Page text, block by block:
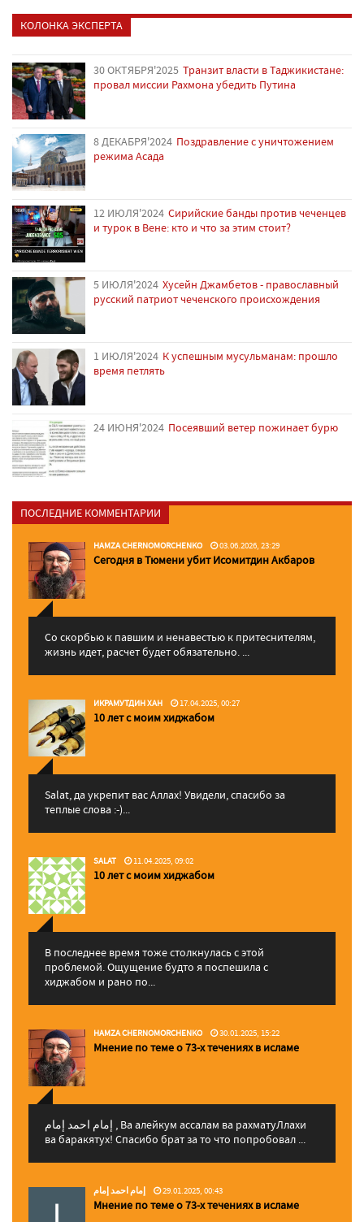
КОЛОНКА ЭКСПЕРТА
30 ОКТЯБРЯ'2025 Транзит власти в Таджикистане:
провал миссии Рахмона убедить Путина
8 ДЕКАБРЯ'2024 Поздравление с уничтожением
режима Асада
12 ИЮЛЯ'2024 Сирийские банды против чеченцев
и турок в Вене: кто и что за этим стоит?
5 ИЮЛЯ'2024 Хусейн Джамбетов - православный
русский патриот чеченского происхождения
1 ИЮЛЯ'2024 К успешным мусульманам: прошло
время петлять
24 ИЮНЯ'2024 Посеявший ветер пожинает бурю
ПОСЛЕДНИЕ КОММЕНТАРИИ
HAMZA CHERNOMORCHENKO 03.06.2026, 23:29
Сегодня в Тюмени убит Исомитдин Акбаров
Со скорбью к павшим и ненавестью к притеснителям,
жизнь идет, расчет будет обязательно. ...
ИКРАМУТДИН ХАН 17.04.2025, 00:27
10 лет с моим хиджабом
Salat, да укрепит вас Аллаx! Увидели, спасибо за
теплые слова :-)...
SALAT 11.04.2025, 09:02
10 лет с моим хиджабом
В последнее время тоже столкнулась с этой
проблемой. Ощущение будто я поспешила с
хиджабом и рано по...
HAMZA CHERNOMORCHENKO 30.01.2025, 15:22
Мнение по теме о 73-х течениях в исламе
إمام احمد إمام , Ва алейкум ассалам ва рахматуЛлахи
ва баракятух! Спасибо брат за то что попробовал ...
إمام احمد إمام 29.01.2025, 00:43
Мнение по теме о 73-х течениях в исламе